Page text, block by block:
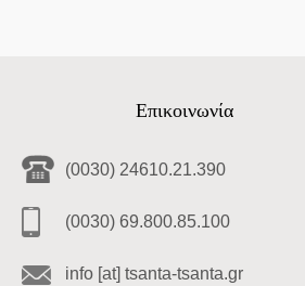
Επικοινωνία
(0030) 24610.21.390
(0030) 69.800.85.100
info [at] tsanta-tsanta.gr